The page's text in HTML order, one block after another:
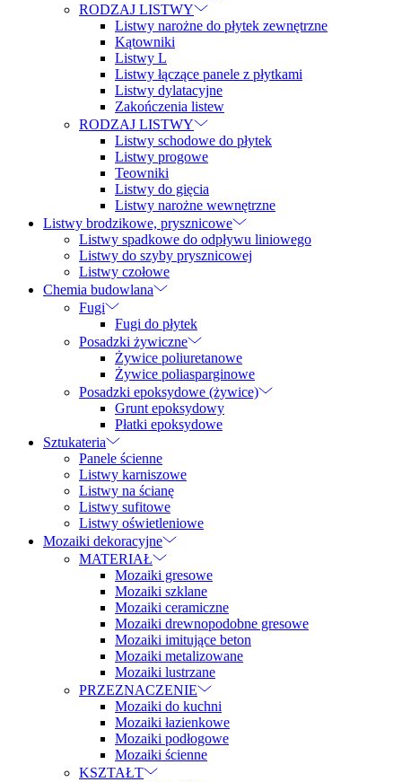
RODZAJ LISTWY
Listwy narożne do płytek zewnętrzne
Kątowniki
Listwy L
Listwy łączące panele z płytkami
Listwy dylatacyjne
Zakończenia listew
RODZAJ LISTWY
Listwy schodowe do płytek
Listwy progowe
Teowniki
Listwy do gięcia
Listwy narożne wewnętrzne
Listwy brodzikowe, prysznicowe
Listwy spadkowe do odpływu liniowego
Listwy do szyby prysznicowej
Listwy czołowe
Chemia budowlana
Fugi
Fugi do płytek
Posadzki żywiczne
Żywice poliuretanowe
Żywice poliasparginowe
Posadzki epoksydowe (żywice)
Grunt epoksydowy
Płatki epoksydowe
Sztukateria
Panele ścienne
Listwy karniszowe
Listwy na ścianę
Listwy sufitowe
Listwy oświetleniowe
Mozaiki dekoracyjne
MATERIAŁ
Mozaiki gresowe
Mozaiki szklane
Mozaiki ceramiczne
Mozaiki drewnopodobne gresowe
Mozaiki imitujące beton
Mozaiki metalizowane
Mozaiki lustrzane
PRZEZNACZENIE
Mozaiki do kuchni
Mozaiki łazienkowe
Mozaiki podłogowe
Mozaiki ścienne
KSZTAŁT